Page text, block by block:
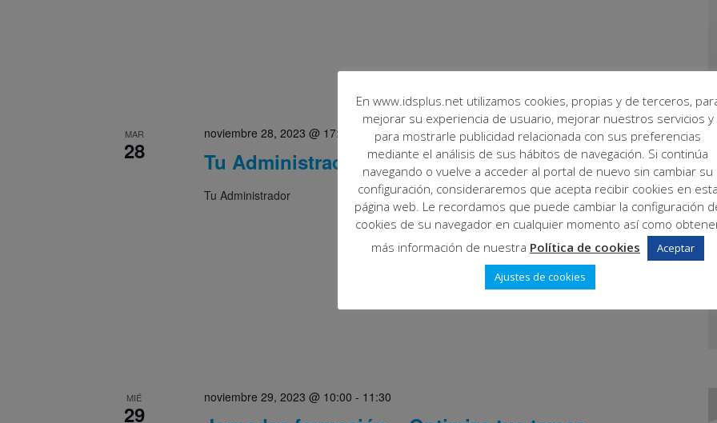
MAR
28
noviembre 28, 2023 @ 17:00 18:00
Tu Administrador
Tu Administrador
MIÉ
29
noviembre 29, 2023 @ 10:00 - 11:30
En www.idsplus.net utilizamos cookies, propias y de terceros,
mejorar su experiencia de usuario, mejorar nuestros servicios y
para mostrarle publicidad relacionada con sus preferencias
mediante el análisis de sus hábitos de navegación. Si continúa
navegando o vuelve a acceder al portal de nuevo sin cambiar su
configuración, consideraremos que acepta recibir cookies en
página web. Le recordamos que puede cambiar la configuración
cookies de su navegador en cualquier momento así como
más información de nuestra Política de cookies
Aceptar
Ajustes de cookies